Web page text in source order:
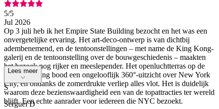
5/5
Jul 2026
Op 3 juli heb ik het Empire State Building bezocht en het was een
onvergetelijke ervaring. Het art-deco-ontwerp is van dichtbij
adembenemend, en de tentoonstellingen – met name de King Kong-
galerij en de tentoonstelling over de bouwgeschiedenis – maakten
het bezoek nog rijker en meeslepender. Het openluchtterras op de
86e verdieping bood een ongelooflijk 360°-uitzicht over New York
City, en ondanks de zomerdrukte verliep alles vlot. Het is duidelijk
waarom deze bezienswaardigheid een van de topattracties ter wereld
blijft. Een echte aanrader voor iedereen die NYC bezoekt.
Lees meer
S
Serguei D